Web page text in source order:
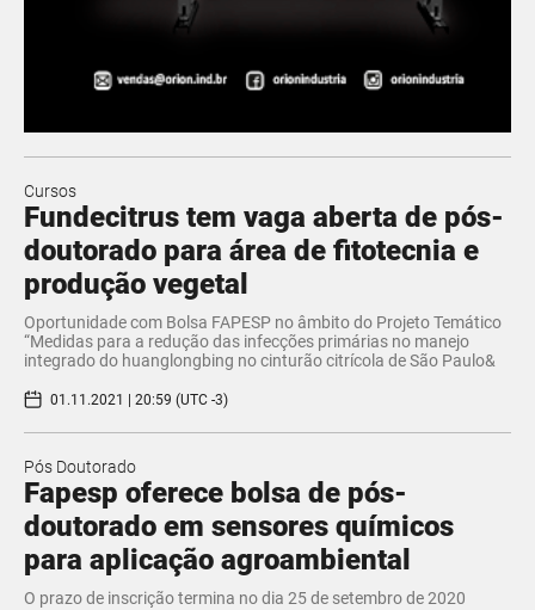
Cursos
Fundecitrus tem vaga aberta de pós-
doutorado para área de fitotecnia e
produção vegetal
Oportunidade com Bolsa FAPESP no âmbito do Projeto Temático
“Medidas para a redução das infecções primárias no manejo
integrado do huanglongbing no cinturão citrícola de São Paulo&
01.11.2021 | 20:59 (UTC -3)
Pós Doutorado
Fapesp oferece bolsa de pós-
doutorado em sensores químicos
para aplicação agroambiental
O prazo de inscrição termina no dia 25 de setembro de 2020